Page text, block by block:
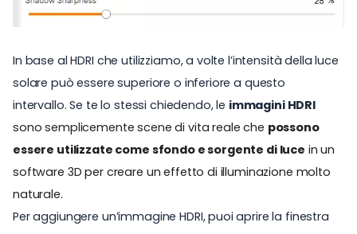
In base al HDRI che utilizziamo, a volte l’intensità della luce
solare può essere superiore o inferiore a questo
intervallo. Se te lo stessi chiedendo, le immagini HDRI
sono semplicemente scene di vita reale che possono
essere utilizzate come sfondo e sorgente di luce in un
software 3D per creare un effetto di illuminazione molto
naturale.
Per aggiungere un’immagine HDRI, puoi aprire la finestra